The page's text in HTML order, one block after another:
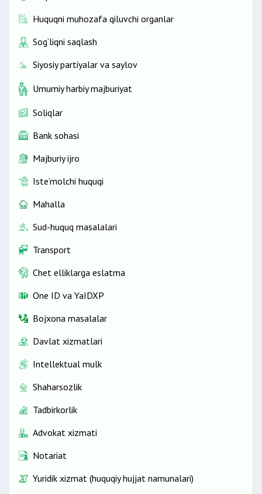
Huquqni muhozafa qiluvchi organlar
Sog‘liqni saqlash
Siyosiy partiyalar va saylov
Umumiy harbiy majburiyat
Soliqlar
Bank sohasi
Majburiy ijro
Iste’molchi huquqi
Mahalla
Sud-huquq masalalari
Transport
Chet elliklarga eslatma
One ID vа YaIDXP
Bojxona masalalar
Davlat xizmatlari
Intellektual mulk
Shaharsozlik
Tadbirkorlik
Advokat xizmati
Notariat
Yuridik xizmat (huquqiy hujjat namunalari)